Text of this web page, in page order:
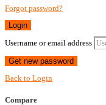
Forgot password?
Login
Username or email address
Get new password
Back to Login
Compare